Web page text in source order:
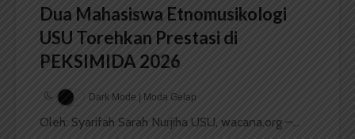
Dua Mahasiswa Etnomusikologi
USU Torehkan Prestasi di
PEKSIMIDA 2026
Dark Mode | Moda Gelap
Oleh: Syarifah Sarah Nurjiha USU, wacana.org –...